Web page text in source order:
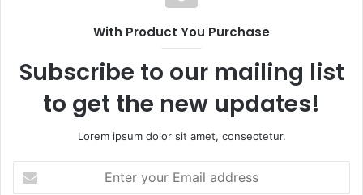
With Product You Purchase
Subscribe to our mailing list
to get the new updates!
Lorem ipsum dolor sit amet, consectetur.